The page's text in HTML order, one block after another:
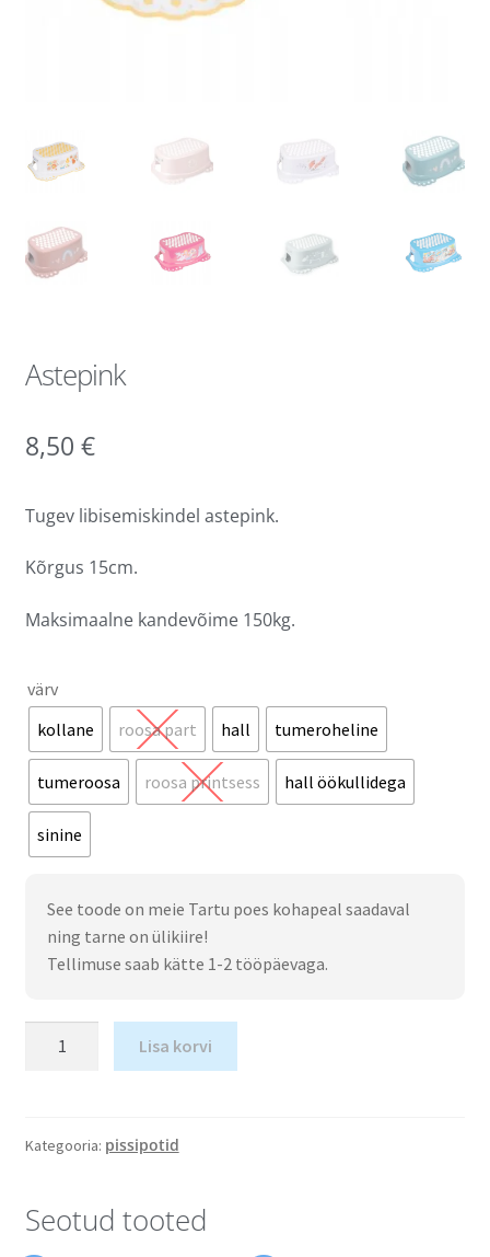
Astepink
8,50 €
Tugev libisemiskindel astepink.
Kõrgus 15cm.
Maksimaalne kandevõime 150kg.
värv
kollane
roosa part hall tumeroheline
tumeroosa roosa printsess hall öökullidega
sinine
See toode on meie Tartu poes kohapeal saadaval
ning tarne on ülikiire!
Tellimuse saab kätte 1-2 tööpäevaga.
Lisa korvi
Kategooria: pissipotid
Seotud tooted